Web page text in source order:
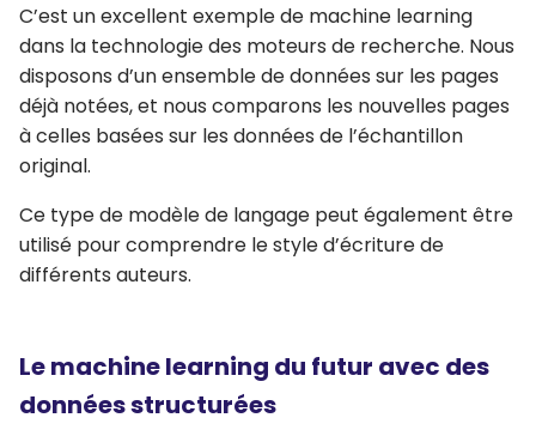
C’est un excellent exemple de machine learning
dans la technologie des moteurs de recherche. Nous
disposons d’un ensemble de données sur les pages
déjà notées, et nous comparons les nouvelles pages
à celles basées sur les données de l’échantillon
original.
Ce type de modèle de langage peut également être
utilisé pour comprendre le style d’écriture de
différents auteurs.
Le machine learning du futur avec des
données structurées